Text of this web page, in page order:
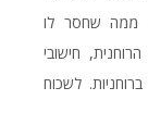
ממה שחסר לו
חישובי
לשכוח